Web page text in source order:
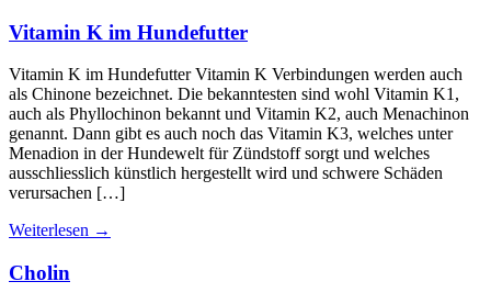
Vitamin K im Hundefutter
Vitamin K im Hundefutter Vitamin K Verbindungen werden auch
als Chinone bezeichnet. Die bekanntesten sind wohl Vitamin K1,
auch als Phyllochinon bekannt und Vitamin K2, auch Menachinon
genannt. Dann gibt es auch noch das Vitamin K3, welches unter
Menadion in der Hundewelt für Zündstoff sorgt und welches
ausschliesslich künstlich hergestellt wird und schwere Schäden
verursachen […]
Weiterlesen →
Cholin